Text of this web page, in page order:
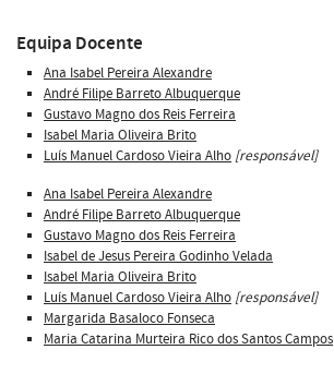
Equipa Docente
Ana Isabel Pereira Alexandre
André Filipe Barreto Albuquerque
Gustavo Magno dos Reis Ferreira
Isabel Maria Oliveira Brito
Luís Manuel Cardoso Vieira Alho [responsável]
Ana Isabel Pereira Alexandre
André Filipe Barreto Albuquerque
Gustavo Magno dos Reis Ferreira
Isabel de Jesus Pereira Godinho Velada
Isabel Maria Oliveira Brito
Luís Manuel Cardoso Vieira Alho [responsável]
Margarida Basaloco Fonseca
Maria Catarina Murteira Rico dos Santos Campos